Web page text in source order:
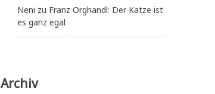
Neni zu Franz Orghandl: Der Katze ist
es ganz egal
Archiv